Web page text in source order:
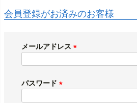
会員登録がお済みのお客様
メールアドレス
)
パスワード